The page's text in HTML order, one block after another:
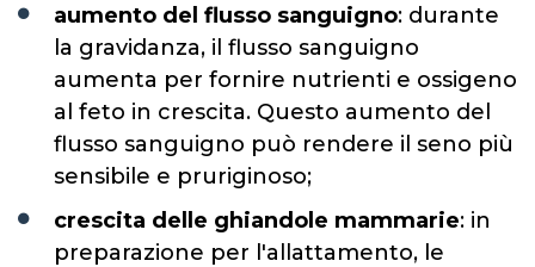
aumento del flusso sanguigno: durante
la gravidanza, il flusso sanguigno
aumenta per fornire nutrienti e ossigeno
al feto in crescita. Questo aumento del
flusso sanguigno può rendere il seno più
sensibile e pruriginoso;
crescita delle ghiandole mammarie: in
preparazione per l'allattamento, le